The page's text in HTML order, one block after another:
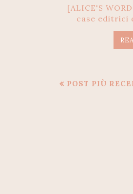
[ALICE'S
case editrici
POST PIÙ